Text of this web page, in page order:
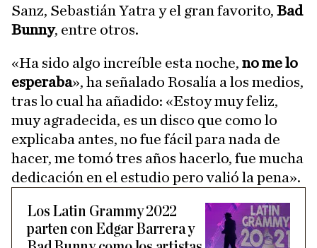
Sanz, Sebastián Yatra y el gran favorito, Bad
Bunny, entre otros.
«Ha sido algo increíble esta noche, no me lo
esperaba», ha señalado Rosalía a los medios,
tras lo cual ha añadido: «Estoy muy feliz,
muy agradecida, es un disco que como lo
explicaba antes, no fue fácil para nada de
hacer, me tomó tres años hacerlo, fue mucha
dedicación en el estudio pero valió la pena».
Los Latin Grammy 2022
parten con Edgar Barrera y